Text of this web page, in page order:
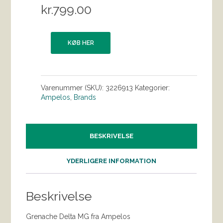
kr.799.00
KØB HER
Varenummer (SKU): 3226913 Kategorier:
Ampelos
Brands
BESKRIVELSE
YDERLIGERE INFORMATION
Beskrivelse
Grenache Delta MG fra Ampelos